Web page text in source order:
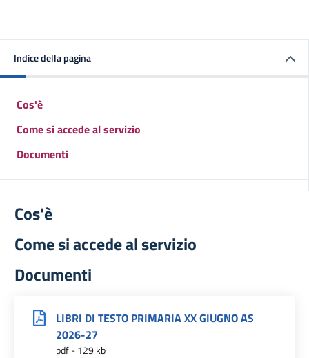
Indice della pagina
Cos'è
Come si accede al servizio
Documenti
Cos'è
Come si accede al servizio
Documenti
LIBRI DI TESTO PRIMARIA XX GIUGNO AS
2026-27
pdf - 129 kb